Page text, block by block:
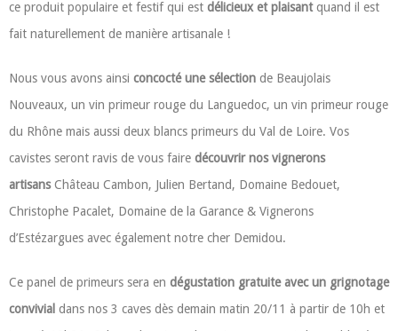
ce produit populaire et festif qui est délicieux et plaisantquand il est
fait naturellement de manière artisanale !
Nous vous avons ainsi concocté une sélection de Beaujolais
Nouveaux, un vin primeur rouge du Languedoc, un vin primeur rouge
du Rhône mais aussi deux blancs primeurs du Val de Loire. Vos
cavistes seront ravis de vous faire découvrir nos vignerons
artisansChâteau Cambon, Julien Bertand, Domaine Bedouet,
Christophe Pacalet, Domaine de la Garance & Vignerons
d’Estézargues avec également notre cher Demidou.
Ce panel de primeurs sera en dégustation gratuite avec un grignotage
convivial dans nos 3 caves dès demain matin 20/11 à partir de 10h et